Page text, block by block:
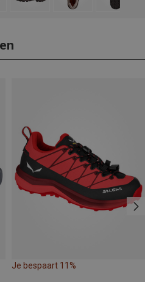
Je bespaart 11%